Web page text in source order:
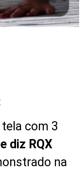
com 3
diz RQX
na